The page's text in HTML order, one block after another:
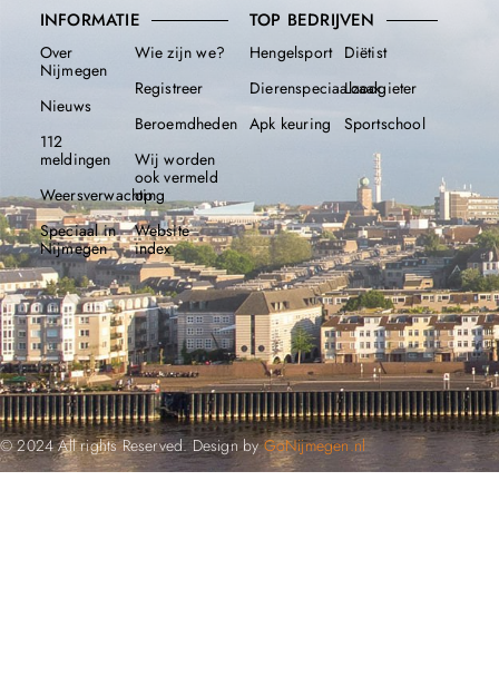
INFORMATIE
Over
Nijmegen
Nieuws
112
meldingen
Weersverwachting
Speciaal in
Nijmegen
Wie zijn we?
Registreer
Beroemdheden​
Wij worden
ook vermeld
op
Website
index
TOP BEDRIJVEN
Hengelsport
Dierenspeciaalzaak
Apk keuring
Diëtist
Loodgieter
Sportschool
© 2024 All rights Reserved. Design byGoNijmegen.nl